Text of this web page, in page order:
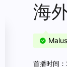
海
首播时间